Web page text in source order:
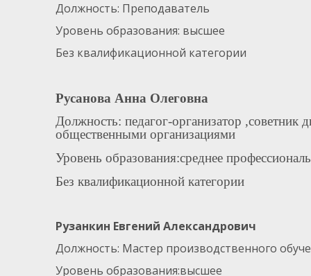
Должность: Преподаватель
Уровень образования: высшее
Без квалификационной категории
Русанова Анна Олеговна
Должность: педагог-организатор ,советник
общественными организациями
Уровень образования:среднее
Без квалификационной категории
Рузанкин Евгений Александрович
Должность: Мастер производственного
Уровень образования:высшее